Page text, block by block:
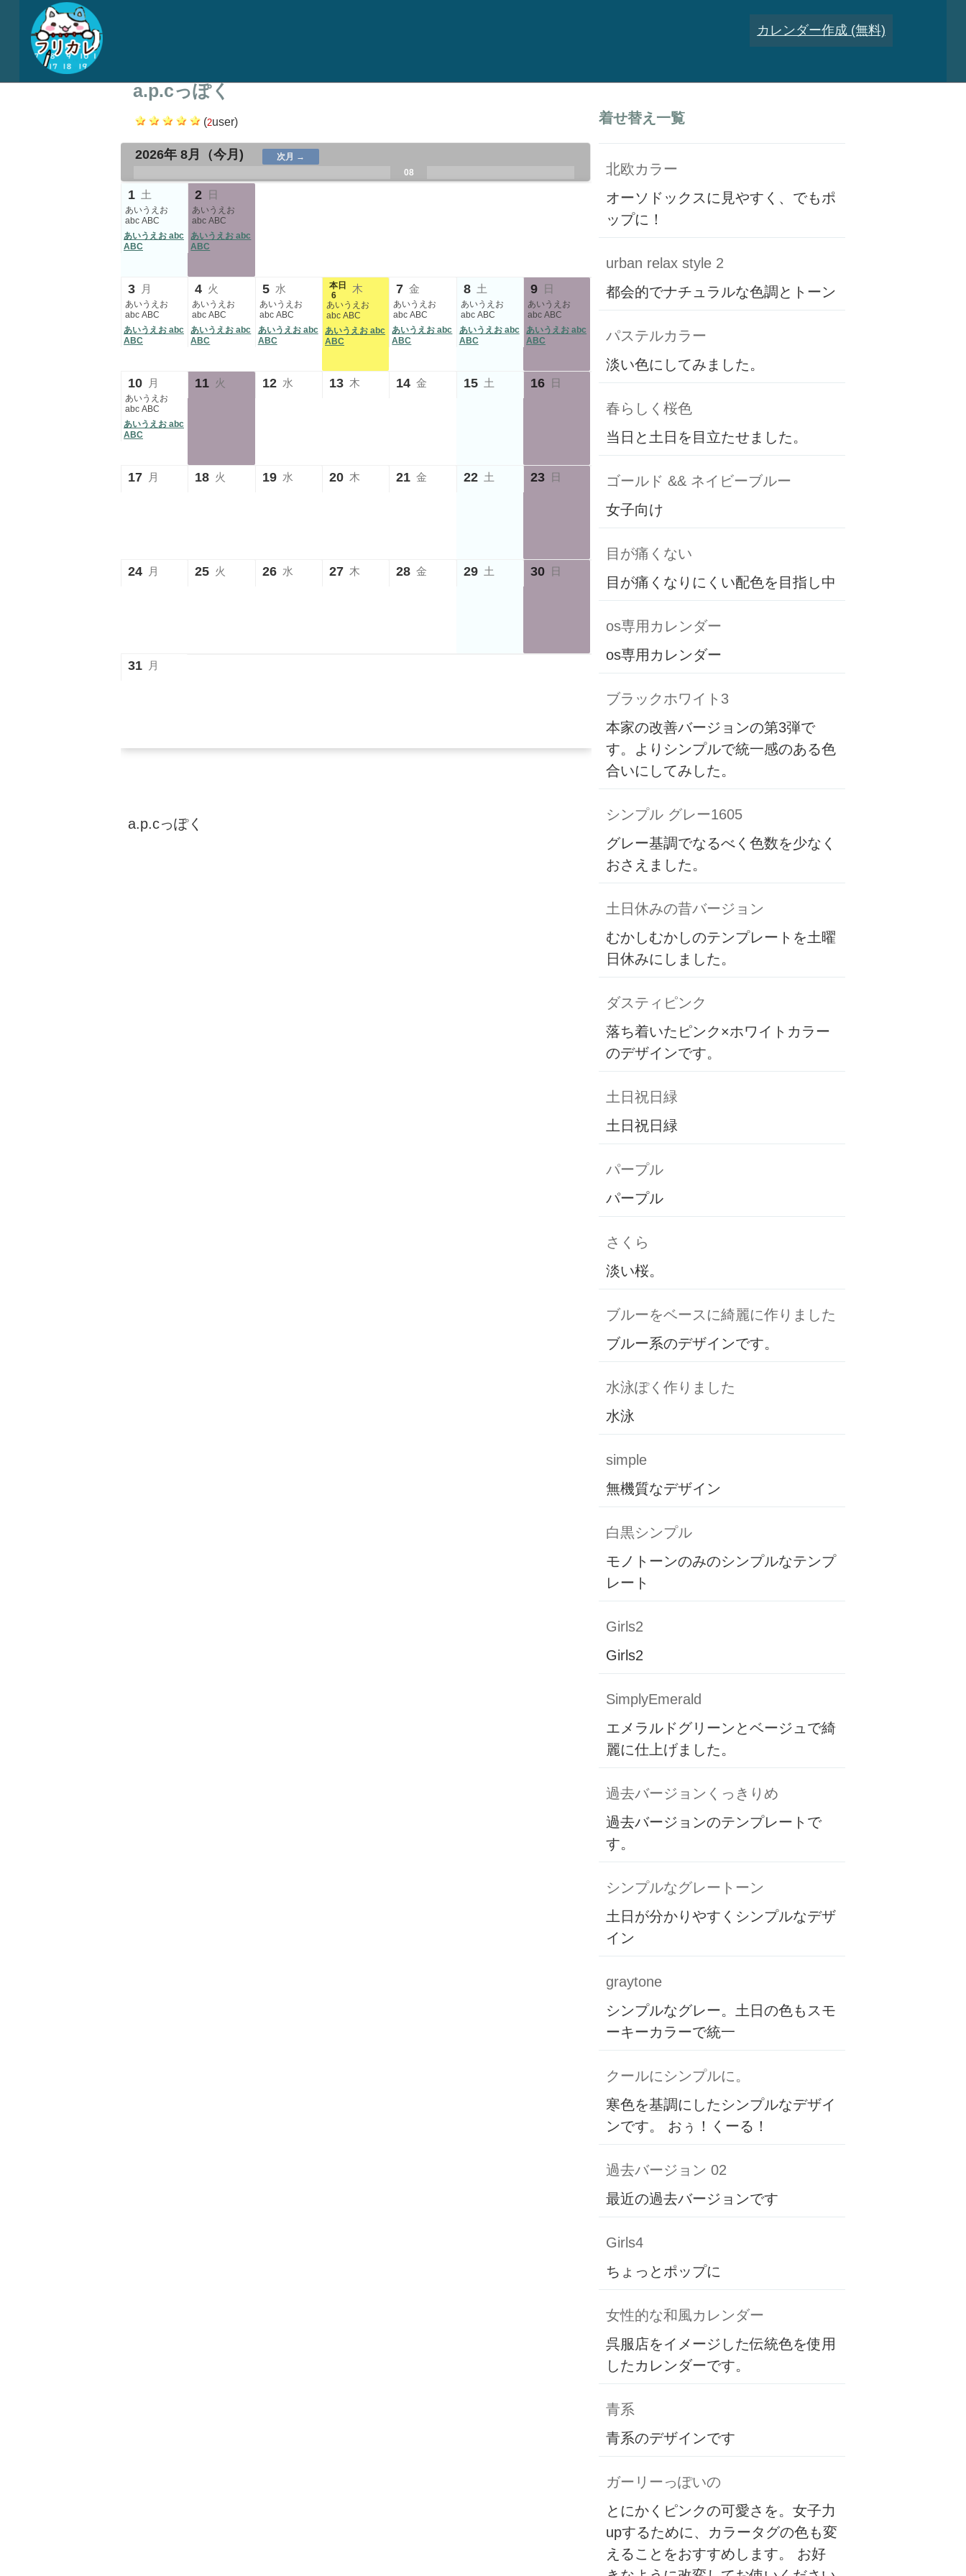
カレンダー作成 (無料)
a.p.cっぽく
(2user)
2026年 8月 （今月)
次月 →
08
1 土
あいうえお
abc ABC
あいうえお abc
ABC
2 日
あいうえお
abc ABC
あいうえお abc
ABC
3 月
あいうえお
abc ABC
あいうえお abc
ABC
4 火
あいうえお
abc ABC
あいうえお abc
ABC
5 水
あいうえお
abc ABC
あいうえお abc
ABC
本日
6
木
あいうえお
abc ABC
あいうえお abc
ABC
7 金
あいうえお
abc ABC
あいうえお abc
ABC
8 土
あいうえお
abc ABC
あいうえお abc
ABC
9 日
あいうえお
abc ABC
あいうえお abc
ABC
10 月
あいうえお
abc ABC
あいうえお abc
ABC
11 火 12 水 13 木 14 金 15 土 16 日
17 月 18 火 19 水 20 木 21 金 22 土 23 日
24 月 25 火 26 水 27 木 28 金 29 土 30 日
31 月
a.p.cっぽく
着せ替え一覧
北欧カラー
オーソドックスに見やすく、でもポ
ップに！
urban relax style 2
都会的でナチュラルな色調とトーン
パステルカラー
淡い色にしてみました。
春らしく桜色
当日と土日を目立たせました。
ゴールド && ネイビーブルー
女子向け
目が痛くない
目が痛くなりにくい配色を目指し中
os専用カレンダー
os専用カレンダー
ブラックホワイト3
本家の改善バージョンの第3弾で
す。よりシンプルで統一感のある色
合いにしてみした。
シンプル グレー1605
グレー基調でなるべく色数を少なく
おさえました。
土日休みの昔バージョン
むかしむかしのテンプレートを土曜
日休みにしました。
ダスティピンク
落ち着いたピンク×ホワイトカラー
のデザインです。
土日祝日緑
土日祝日緑
パープル
パープル
さくら
淡い桜。
ブルーをベースに綺麗に作りました
ブルー系のデザインです。
水泳ぽく作りました
水泳
simple
無機質なデザイン
白黒シンプル
モノトーンのみのシンプルなテンプ
レート
Girls2
Girls2
SimplyEmerald
エメラルドグリーンとベージュで綺
麗に仕上げました。
過去バージョンくっきりめ
過去バージョンのテンプレートで
す。
シンプルなグレートーン
土日が分かりやすくシンプルなデザ
イン
graytone
シンプルなグレー。土日の色もスモ
ーキーカラーで統一
クールにシンプルに。
寒色を基調にしたシンプルなデザイ
ンです。 おぅ！くーる！
過去バージョン 02
最近の過去バージョンです
Girls4
ちょっとポップに
女性的な和風カレンダー
呉服店をイメージした伝統色を使用
したカレンダーです。
青系
青系のデザインです
ガーリーっぽいの
とにかくピンクの可愛さを。女子力
upするために、カラータグの色も変
えることをおすすめします。 お好